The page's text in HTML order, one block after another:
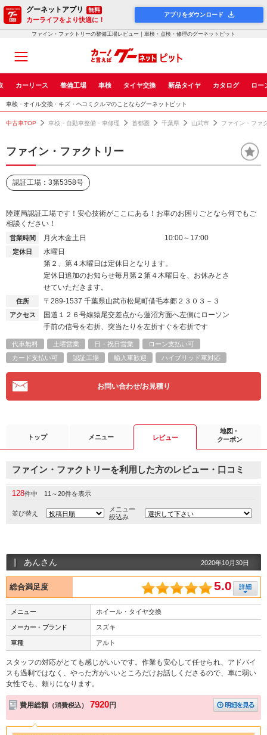
グーネットアプリ 無料
カーライフをより快適に！
アプリをダウンロード
ファイン・ファクトリーの整備工場レビュー｜車検・点検・修理のグーネットピット
カーリース 整備工場 車検 タイヤ交換 新品タイヤ カタログ ロー
車検・オイル交換・キズ・ヘコミクルマのことならグーネットピット
中古車TOP 車検・自動車整備・車修理 首都圏 千葉県 山武市 ファイン・ファ
ファイン・ファクトリー
認証工場：3第5358号
陸運局認証工場です！安心技術がここにある！お車のお困りごとなら何でもご
相談ください！
営業時間 月火木金土日 10:00～17:00
定休日
水曜日
第２、第４木曜日は定休日となります。
定休日追加のお知らせ毎月第２第４木曜日を、お休みとさ
せていただきます。
住所 〒289-1537 千葉県山武市松尾町借毛本郷２３０３－３
アクセス
国道１２６号線猿尾交差点から蓮沼方面へ左側にローソン
手前の信号を右折、突当たりを左折すぐを右折です
代車無料 土曜営業 日・祝日営業
ローン支払い可
カード支払い可
認証工場 輸入車歓迎 ハイブリッド車対応
お問い合わせ/お見積り
トップ メニュー レビュー
地図・
クーポン
ファイン・ファクトリーを利用した方のレビュー・口コミ
128件中 11～20件を表示
並び替え
メニュー
絞込み
あんさん 2020年10月30日
総合満足度 5.0
メニュー ホイール・タイヤ交換
メーカー・ブランド スズキ
車種 アルト
スタッフの対応がとても感じがいいです。作業も安心して任せられ、アドバイ
スも過剰ではなく、やった方がいいところだけお話しくださるので、車に弱い
女性でも、頼りになります。
費用総額 （消費税込） 7920円